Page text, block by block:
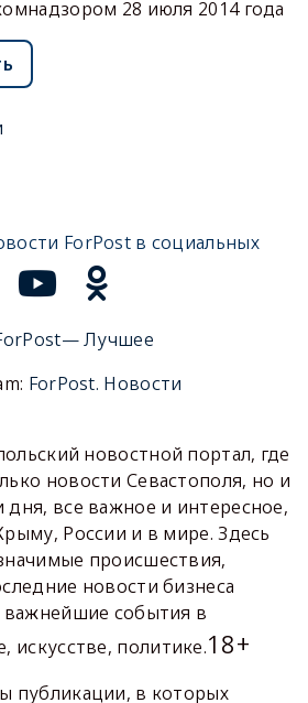
28 июля 2014 года
ForPost в социальных
Лучшее
ForPost. Новости
новостной портал, где
новости Севастополя, но и
дня, все важное и интересное,
России и в мире. Здесь
происшествия,
новости бизнеса
важнейшие события в
искусстве, политике.18+
публикации, в которых